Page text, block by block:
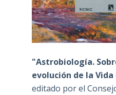
"Astrobiología.
evolución de la
editado por el